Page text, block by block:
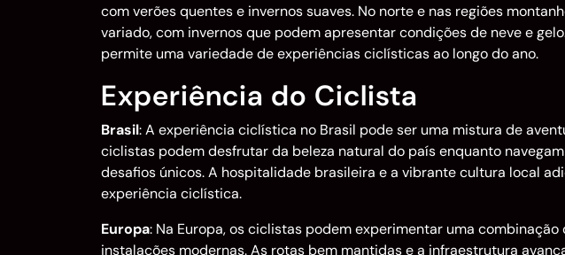
com verões quentes e invernos suaves. No norte e nas regiões
variado, com invernos que podem apresentar condições de neve e
permite uma variedade de experiências ciclísticas ao longo do ano.
Experiência do Ciclista
Brasil: A experiência ciclística no Brasil pode ser uma mistura de
ciclistas podem desfrutar da beleza natural do país enquanto
desafios únicos. A hospitalidade brasileira e a vibrante cultura local
experiência ciclística.
Europa: Na Europa, os ciclistas podem experimentar uma
instalações modernas. As rotas bem mantidas e a infraestrutura